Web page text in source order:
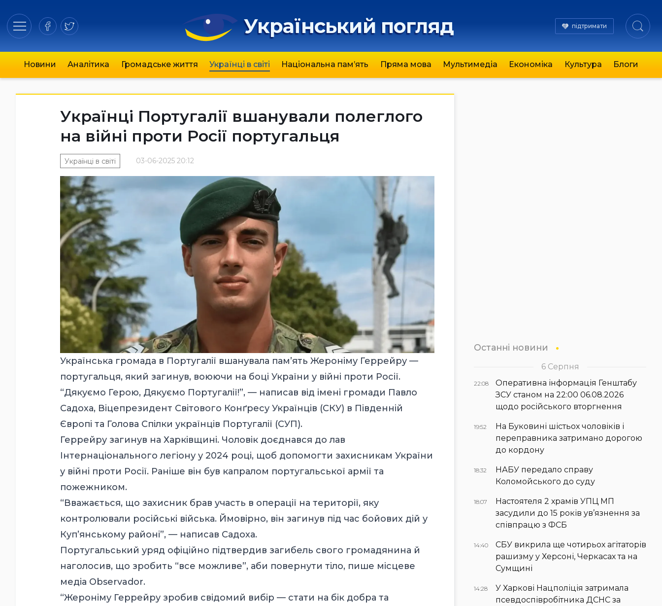
Український погляд підтримати
Новини Аналітика Громадське життя Українці в світі Національна пам’ять Пряма мова Мультимедіа Економіка Культура Блоги
Українці Португалії вшанували полеглого
на війні проти Росії португальця
03-06-2025 20:12
Українці в світі
Українська громада в Португалії вшанувала пам’ять Жероніму Геррейру —
португальця, який загинув, воюючи на боці України у війні проти Росії.
“Дякуємо Герою, Дякуємо Португалії!”, — написав від імені громади Павло
Садоха, Віцепрезидент Світового Конґресу Українців (СКУ) в Південній
Європі та Голова Спілки українців Португалії (СУП).
Геррейру загинув на Харківщині. Чоловік доєднався до лав
Інтернаціонального легіону у 2024 році, щоб допомогти захисникам України
у війні проти Росії. Раніше він був капралом португальської армії та
пожежником.
“Вважається, що захисник брав участь в операції на території, яку
контролювали російські війська. Ймовірно, він загинув під час бойових дій у
Куп’янському районі”, — написав Садоха.
Португальський уряд офіційно підтвердив загибель свого громадянина й
наголосив, що зробить “все можливе”, аби повернути тіло, пише місцеве
медіа Observador.
“Жероніму Геррейру зробив свідомий вибір — стати на бік добра та
Останні новини
6 Серпня
22:08
Оперативна інформація Генштабу
ЗСУ станом на 22:00 06.08.2026
щодо російського вторгнення
19:52
На Буковині шістьох чоловіків і
переправника затримано дорогою
до кордону
18:32
НАБУ передало справу
Коломойського до суду
18:07
Настоятеля 2 храмів УПЦ МП
засудили до 15 років ув’язнення за
співпрацю з ФСБ
14:40
СБУ викрила ще чотирьох агітаторів
рашизму у Херсоні, Черкасах та на
Сумщині
14:28
У Харкові Нацполіція затримала
псевдоспівробітника ДСНС за